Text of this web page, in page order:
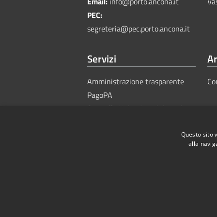
PEC:
segreteria@pec.porto.ancona.it
Servizi
Amministrazione trasparente
PagoPA
Sportello Unico Amministrativo
Questo sito
alla